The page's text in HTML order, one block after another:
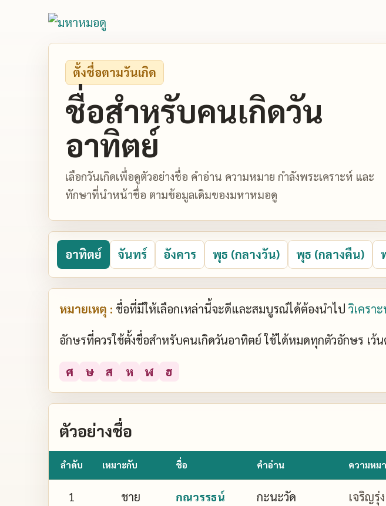
ตั้งชื่อตามวันเกิด
ชื่อสำหรับคนเกิดวัน
อาทิตย์
เลือกวันเกิดเพื่อดูตัวอย่างชื่อ คำอ่าน ความหมาย กำลังพระเคราะห์ และ
ทักษาที่นำหน้าชื่อ ตามข้อมูลเดิมของมหาหมอดู
อาทิตย์ จันทร์ อังคาร พุธ (กลางวัน) พุธ (กลางคืน)
หมายเหตุ : ชื่อที่มีให้เลือกเหล่านี้จะดีและสมบูรณ์ได้ต้องนำไป วิเครา
อักษรที่ควรใช้ตั้งชื่อสำหรับคนเกิดวันอาทิตย์ ใช้ได้หมดทุกตัวอักษร เ
ศ ษ ส ห ฬ ฮ
ตัวอย่างชื่อ
ลำดับ เหมาะกับ ชื่อ คำอ่าน ความหม
1 ชาย กณวรรธน์ กะนะวัด เจริญรุ่